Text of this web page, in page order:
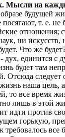
Мысли на
будущей
т. е. не
отношения;
ни искусств,
Что же
дух, единится с
будет там
Отсюда следует
наша цель,
то все время
лишь в этой
идти против
горькую,
все